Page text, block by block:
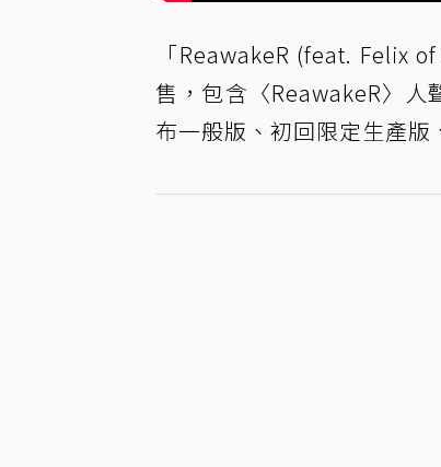
「ReawakeR (feat. Felix
售，包含〈ReawakeR〉
布一般版、初回限定生產版